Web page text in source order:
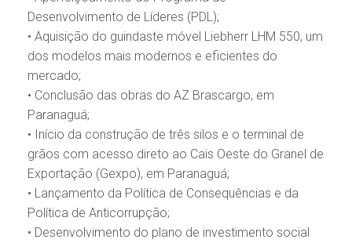
Desenvolvimento de Líderes (PDL);
• Aquisição do guindaste móvel Liebherr LHM 550, um
dos modelos mais modernos e eficientes do
mercado;
• Conclusão das obras do AZ Brascargo, em
Paranaguá;
• Início da construção de três silos e o terminal de
grãos com acesso direto ao Cais Oeste do Granel de
Exportação (Gexpo), em Paranaguá;
• Lançamento da Política de Consequências e da
Política de Anticorrupção;
• Desenvolvimento do plano de investimento social